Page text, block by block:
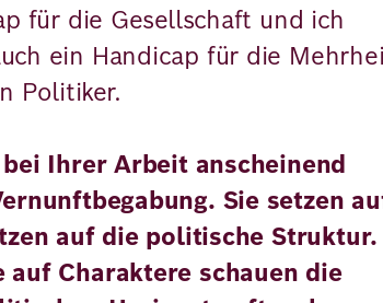
für die Gesellschaft und ich
ein Handicap für die
Politiker.
Ihrer Arbeit anscheinend
Sie setzen
auf die politische Struktur.
auf Charaktere schauen die